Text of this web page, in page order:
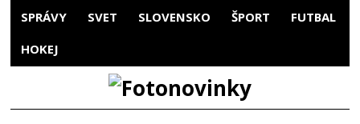
SPRÁVY SVET SLOVENSKO ŠPORT FUTBAL
HOKEJ